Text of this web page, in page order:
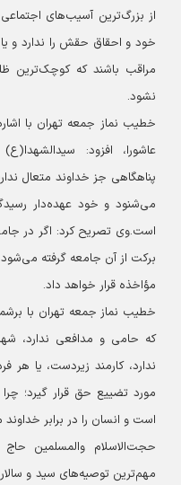
از بزرگ‌ترین آسیب‌های
خود و احقاق حقش را ندارد و یا
مراقب باشند که کوچک‌ترین
نشود.
خطیب نماز جمعه تهران با
عاشورا، افزود:
پناهگاهی جز خداوند متعال
می‌شنود و خود عهده‌دار
است.وی تصریح کرد: اگر در
برکت از آن جامعه گرفته می‌شود
مؤاخذه قرار خواهد داد.
خطیب نماز جمعه تهران با
که حامی و مدافعی ندارد،
ندارد، کارمند زیردست، یا هر
مورد تضییع حق قرار گیرد؛
است و انسان را در برابر خداوند
حجت‌الاسلام والمسلمین حاج
مهم‌ترین توصیه‌های سید و